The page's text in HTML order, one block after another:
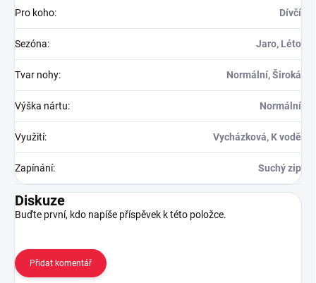
Pro koho: Dívčí
Sezóna: Jaro, Léto
Tvar nohy: Normální, Široká
Výška nártu: Normální
Využití: Vycházková, K vodě
Zapínání: Suchý zip
Diskuze
Buďte první, kdo napíše příspěvek k této položce.
Přidat komentář